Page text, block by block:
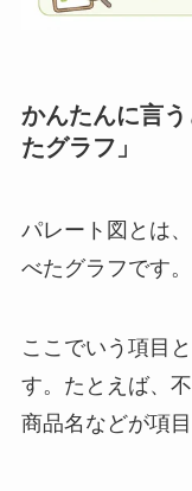
かんたんに言
たグラフ」
パレート図とは
べたグラフです。
ここでいう項目
す。たとえば、
商品名などが項